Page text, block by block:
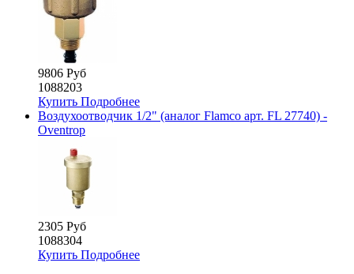
9806 Руб
1088203
Купить Подробнее
Воздухоотводчик 1/2" (аналог Flamco арт. FL 27740) -
Oventrop
2305 Руб
1088304
Купить Подробнее